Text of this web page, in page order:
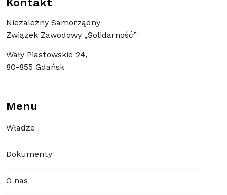
Kontakt
Niezależny Samorządny
Związek Zawodowy „Solidarność”
Wały Piastowskie 24,
80-855 Gdańsk
Menu
Władze
Dokumenty
O nas